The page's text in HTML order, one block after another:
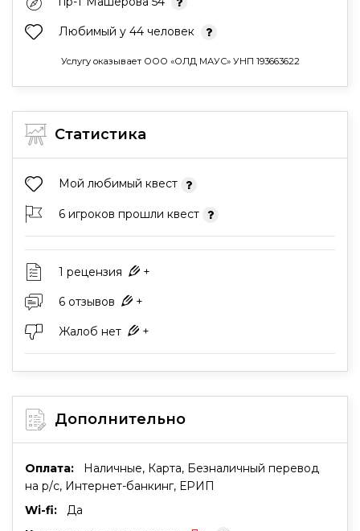
Любимый у 44 человек
Услугу оказывает ООО «ОЛД МАУС» УНП 193663622
Статистика
Мой любимый квест
6 игроков прошли квест
1 рецензия +
6 отзывов +
Жалоб нет +
Дополнительно
Оплата:
Наличные, Карта, Безналичный перевод
на р/с, Интернет-банкинг, ЕРИП
Wi-fi:
Да